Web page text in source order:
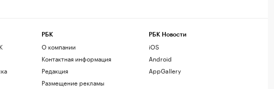
РБК
О компании
Контактная информация
Редакция
Размещение рекламы
РБК Новости
iOS
Android
AppGallery